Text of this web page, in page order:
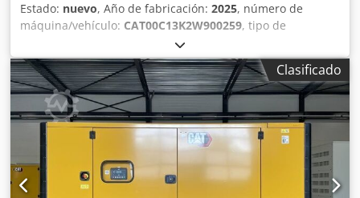
Estado: nuevo, Año de fabricación: 2025, número de
máquina/vehículo: CAT00C13K2W900259, tipo de
, fabricante de motores:
C13, Propósito de uso: Construcción Dodpjy T Uwdefx Al
Neck Peso en vacío: 4.667 kg Potencia del generador: 400
kVA Dimensiones del compartimento de carga: 493 x 162 x
222 cm Marcado CE: sí Capacidad del depósito de agua:
800 l País de fabricación: China Póngase en contacto con el
equipo DPX para obtener más información. = Otras
opciones y accesorios = - Batería - Panel de control - Techo
de acero - Cisterna
Clasificado